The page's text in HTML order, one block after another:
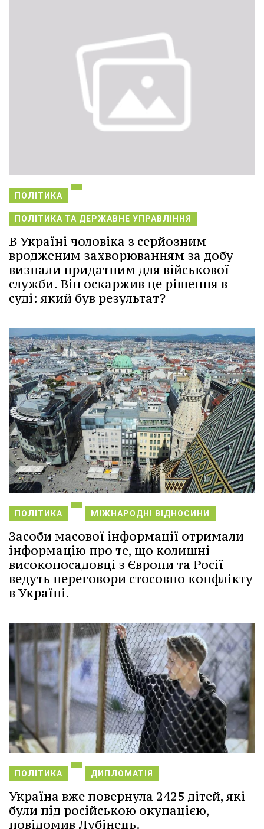
ПОЛІТИКА
ПОЛІТИКА ТА ДЕРЖАВНЕ УПРАВЛІННЯ
В Україні чоловіка з серйозним
вродженим захворюванням за добу
визнали придатним для військової
служби. Він оскаржив це рішення в
суді: який був результат?
ПОЛІТИКА МІЖНАРОДНІ ВІДНОСИНИ
Засоби масової інформації отримали
інформацію про те, що колишні
високопосадовці з Європи та Росії
ведуть переговори стосовно конфлікту
в Україні.
ПОЛІТИКА ДИПЛОМАТІЯ
Україна вже повернула 2425 дітей, які
були під російською окупацією,
повідомив Лубінець.